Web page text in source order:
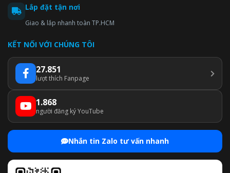
Lắp đặt tận nơi
Giao & lắp nhanh toàn TP.HCM
KẾT NỐI VỚI CHÚNG TÔI
27.851
lượt thích Fanpage
1.868
người đăng ký YouTube
Nhắn tin Zalo tư vấn nhanh